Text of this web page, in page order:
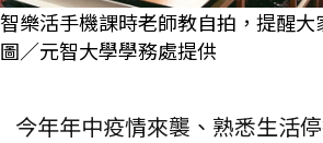
智樂活手機課時老師教自拍，提醒大
圖／元智大學學務處提供
今年年中疫情來襲、熟悉生活